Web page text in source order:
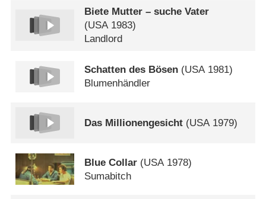
Biete Mutter – suche Vater
(USA1983)
Landlord
Schatten des Bösen (USA1981)
Blumenhändler
Das Millionengesicht (USA1979)
Blue Collar (USA 1978)
Sumabitch